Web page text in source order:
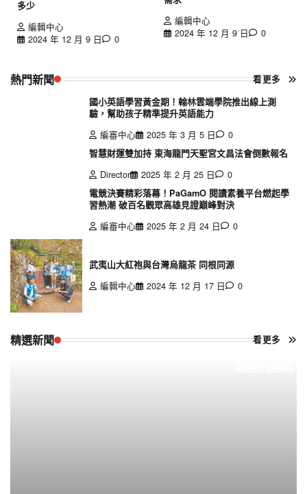
多少
編輯中心
2024 年 12 月 9 日
0
編輯中心
2024 年 12 月 9 日
0
熱門新聞 看更多
國小英語學習黃金期！翰林雲端學院推出線上測
驗，幫助孩子精準提升英語能力
編審中心
2025 年 3 月 5 日
0
智慧財運雙加持 東海龍門天聖宮文昌法會倒數報名
Director
2025 年 2 月 25 日
0
電競決賽精彩落幕！PaGamO 閱讀素養平台燃起學
習熱潮 破百名觀眾高雄見證巔峰對決
編審中心
2025 年 2 月 24 日 0
武夷山大紅袍與台灣烏龍茶 同根同源
編輯中心
2024 年 12 月 17 日 0
精選新聞 看更多